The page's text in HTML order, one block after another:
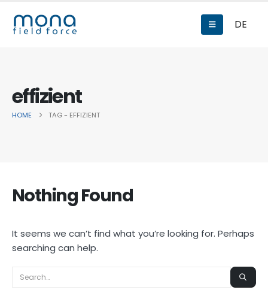
DE
effizient
HOME TAG - EFFIZIENT
Nothing Found
It seems we can’t find what you’re looking for. Perhaps
searching can help.